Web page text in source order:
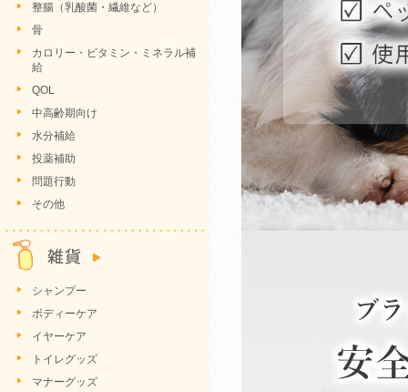
整腸（乳酸菌・繊維など）
骨
カロリー・ビタミン・ミネラル補
給
QOL
中高齢期向け
水分補給
投薬補助
問題行動
その他
シャンプー
ボディーケア
イヤーケア
トイレグッズ
マナーグッズ